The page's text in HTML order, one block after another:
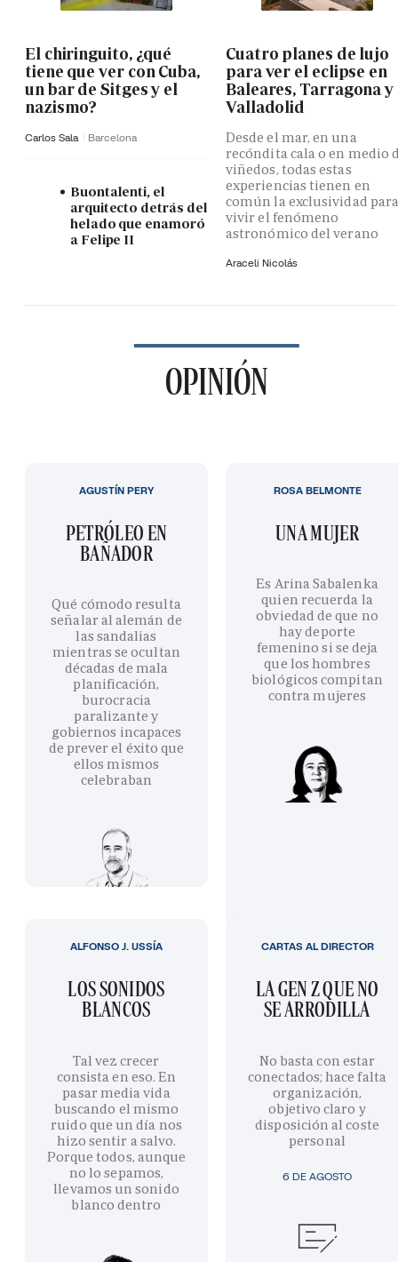
El chiringuito, ¿qué
tiene que ver con Cuba,
un bar de Sitges y el
nazismo?
Carlos Sala Barcelona
Buontalenti, el
arquitecto detrás del
helado que enamoró
a Felipe II
Cuatro planes de lujo
para ver el eclipse en
Baleares, Tarragona y
Valladolid
Desde el mar, en una
recóndita cala o en medio
viñedos, todas estas
experiencias tienen en
común la exclusividad
vivir el fenómeno
astronómico del verano
Araceli Nicolás
OPINIÓN
PETRÓLEO EN
BAÑADOR
Qué cómodo resulta
señalar al alemán de
las sandalias
mientras se ocultan
décadas de mala
planificación,
burocracia
paralizante y
gobiernos incapaces
de prever el éxito que
ellos mismos
celebraban
AGUSTÍN PERY
UNA MUJER
Es Arina Sabalenka
quien recuerda la
obviedad de que no
hay deporte
femenino si se deja
que los hombres
biológicos compitan
contra mujeres
ROSA BELMONTE
LOS SONIDOS
BLANCOS
Tal vez crecer
consista en eso. En
pasar media vida
buscando el mismo
ruido que un día nos
hizo sentir a salvo.
Porque todos, aunque
no lo sepamos,
llevamos un sonido
blanco dentro
ALFONSO J. USSÍA
6 DE AGOSTO
LA GEN Z QUE NO
SE ARRODILLA
No basta con estar
conectados; hace falta
organización,
objetivo claro y
disposición al coste
personal
CARTAS AL DIRECTOR